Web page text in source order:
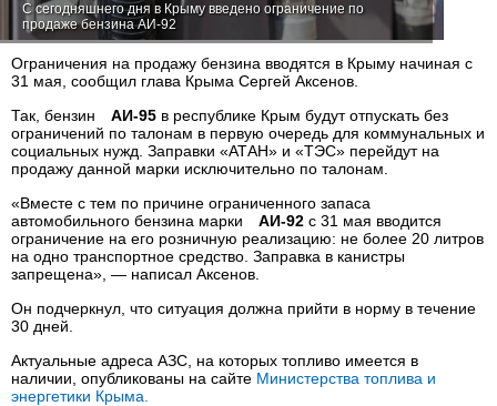
С сегодняшнего дня в Крыму введено ограничение по
продаже бензина АИ-92
Ограничения на продажу бензина вводятся в Крыму начиная с
31 мая, сообщил глава Крыма Сергей Аксенов.
Так, бензин
АИ-95 в республике Крым будут отпускать без
ограничений по талонам в первую очередь для коммунальных и
социальных нужд. Заправки «АТАН» и «ТЭС» перейдут на
продажу данной марки исключительно по талонам.
«Вместе с тем по причине ограниченного запаса
автомобильного бензина марки
АИ-92 с 31 мая вводится
ограничение на его розничную реализацию: не более 20 литров
на одно транспортное средство. Заправка в канистры
запрещена», — написал Аксенов.
Он подчеркнул, что ситуация должна прийти в норму в течение
30 дней.
Актуальные адреса АЗС, на которых топливо имеется в
наличии, опубликованы на сайте Министерства топлива и
энергетики Крыма.